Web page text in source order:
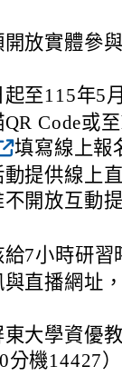
放實體參
至115年5
Code或
填寫線上報
提供線上
開放互動
7小時研習
直播網址
大學資優
分機14427